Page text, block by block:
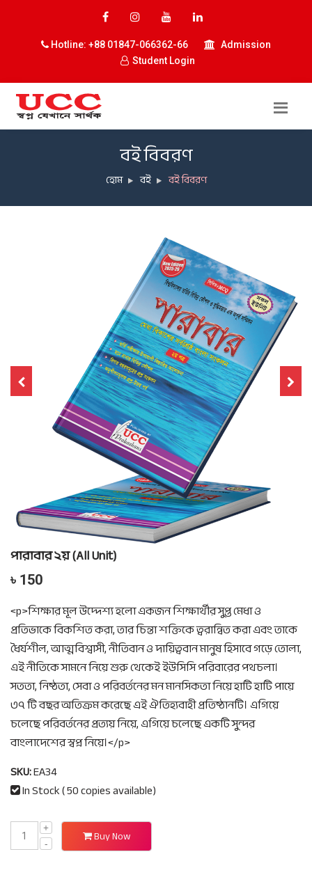
Hotline: +88 01847-066362-66
Admission
Student Login
বই বিবরণ
হোম বই বই বিবরণ
পারাবার ২য় (All Unit)
৳ 150
<p>শিক্ষার মূল উদ্দেশ্য হলো একজন শিক্ষার্থীর সুপ্ত মেধা ও
প্রতিভাকে বিকশিত করা, তার চিন্তা শক্তিকে ত্বরান্বিত করা এবং তাকে
ধৈর্যশীল, আত্মবিশ্বাসী, নীতিবান ও দায়িত্ববান মানুষ হিসাবে গড়ে তোলা,
এই নীতিকে সামনে নিয়ে শুরু থেকেই ইউসিসি পরিবারের পথচলা।
সততা, নিষ্ঠতা, সেবা ও পরিবর্তনের মন মানসিকতা নিয়ে হাটি হাটি পায়ে
৩৭ টি বছর অতিক্রম করেছে এই ঐতিহ্যবাহী প্রতিষ্ঠানটি। এগিয়ে
চলেছে পরিবর্তনের প্রত্যয় নিয়ে, এগিয়ে চলেছে একটি সুন্দর
বাংলাদেশের স্বপ্ন নিয়ে।</p>
SKU:EA34
In Stock ( 50 copies available)
Buy Now